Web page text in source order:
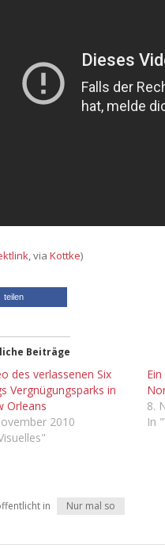
, via Kottke)
teilen
Beiträge
des verlassenen Six
Vergnügungsparks in
Orleans
2010
8.
In
in Nur mal so